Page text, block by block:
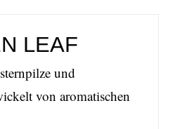
LEAF
und
von aromatischen